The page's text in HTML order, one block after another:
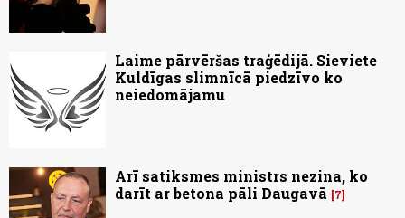
Laime pārvēršas traģēdijā. Sieviete
Kuldīgas slimnīcā piedzīvo ko
neiedomājamu
Arī satiksmes ministrs nezina, ko
darīt ar betona pāli Daugavā
7